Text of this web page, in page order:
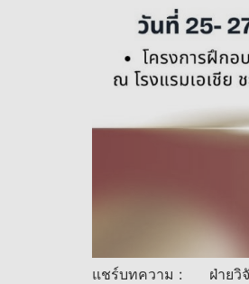
แชร์บทความ : ฝ่ายวิ